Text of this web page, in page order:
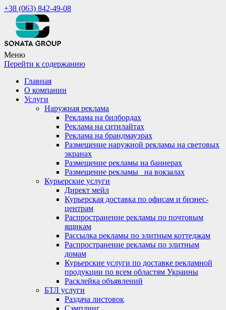
+38 (063) 842-49-08
Меню
Перейти к содержанию
Главная
О компании
Услуги
Наружная реклама
Реклама на билбордах
Реклама на ситилайтах
Реклама на брандмауэрах
Размещение наружной рекламы на световых
экранах
Размещение рекламы на баннерах
Размещение рекламы_ на вокзалах
Курьерские услуги
Директ мейл
Курьерская доставка по офисам и бизнес-
центрам
Распространение рекламы по почтовым
ящикам
Рассылка рекламы по элитным коттеджам
Распространение рекламы по элитным
домам
Курьерские услуги по доставке рекламной
продукции по всем областям Украины
Расклейка объявлений
БТЛ услуги
Раздача листовок
Сэмплинг